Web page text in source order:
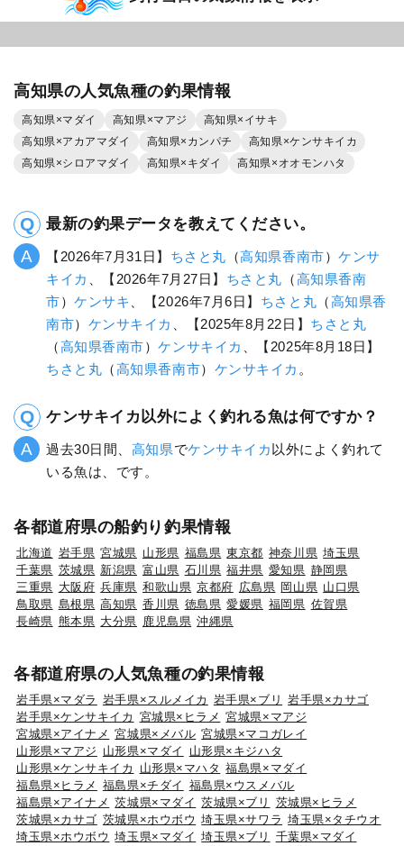
高知県の人気魚種の釣果情報
高知県×マダイ 高知県×マアジ
高知県×イサキ
高知県×アカアマダイ
高知県×カンパチ
高知県×ケンサキイカ
高知県×シロアマダイ
高知県×キダイ 高知県×オオモンハタ
最新の釣果データを教えてください。
【2026年7月31日】 ちさと丸 （高知県香南市）ケンサ
キイカ
、【2026年7月27日】 ちさと丸 （高知県香南
市）ケンサキ 、【2026年7月6日】 ちさと丸 （高知県香
南市） ケンサキイカ 、【2025年8月22日】 ちさと丸
（高知県香南市）ケンサキイカ
、【2025年8月18日】
ちさと丸 （高知県香南市） ケンサキイカ 。
ケンサキイカ以外によく釣れる魚は何ですか？
過去30日間、 高知県でケンサキイカ 以外によく釣れて
いる魚は、です。
各都道府県の船釣り釣果情報
北海道 岩手県 宮城県 山形県 福島県 東京都 神奈川県 埼玉県
千葉県 茨城県 新潟県 富山県 石川県 福井県 愛知県 静岡県
三重県 大阪府 兵庫県 和歌山県 京都府 広島県 岡山県 山口県
鳥取県 島根県 高知県 香川県 徳島県 愛媛県 福岡県 佐賀県
長崎県 熊本県 大分県 鹿児島県 沖縄県
各都道府県の人気魚種の釣果情報
岩手県×マダラ 岩手県×スルメイカ 岩手県×ブリ
岩手県×カサゴ
岩手県×ケンサキイカ 宮城県×ヒラメ 宮城県×マアジ
宮城県×アイナメ 宮城県×メバル 宮城県×マコガレイ
山形県×マアジ 山形県×マダイ
山形県×キジハタ
山形県×ケンサキイカ
山形県×マハタ 福島県×マダイ
福島県×ヒラメ 福島県×チダイ 福島県×ウスメバル
福島県×アイナメ 茨城県×マダイ 茨城県×ブリ
茨城県×ヒラメ
茨城県×カサゴ 茨城県×ホウボウ 埼玉県×サワラ 埼玉県×タチウオ
埼玉県×ホウボウ 埼玉県×マダイ 埼玉県×ブリ
千葉県×マダイ